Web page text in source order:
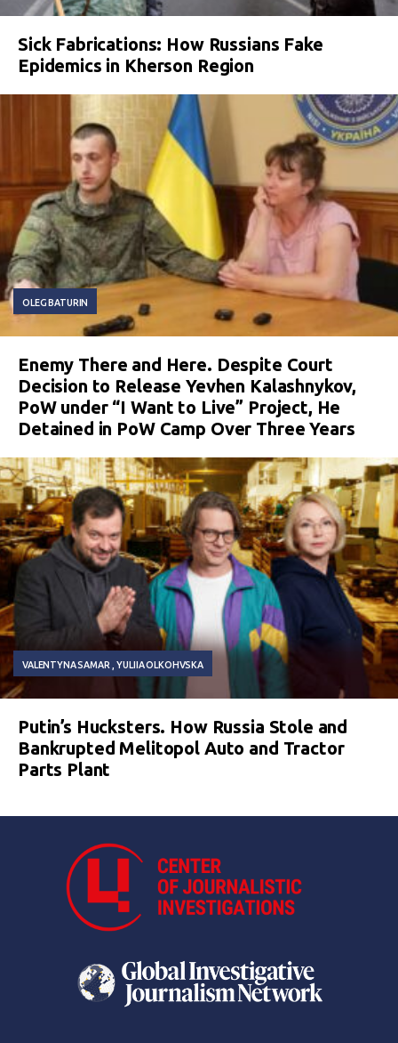
Sick Fabrications: How Russians Fake
Epidemics in Kherson Region
OLEG BATURIN
Enemy There and Here. Despite Court
Decision to Release Yevhen Kalashnykov,
PoW under “I Want to Live” Project, He
Detained in PoW Camp Over Three Years
VALENTYNA SAMAR YULIIA OLKOHVSKA
Putin’s Hucksters. How Russia Stole and
Bankrupted Melitopol Auto and Tractor
Parts Plant